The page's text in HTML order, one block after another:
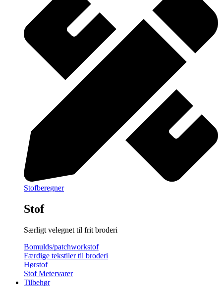
Stofberegner
Stof
Særligt velegnet til frit broderi
Bomulds/patchworkstof
Færdige tekstiler til broderi
Hørstof
Stof Metervarer
Tilbehør